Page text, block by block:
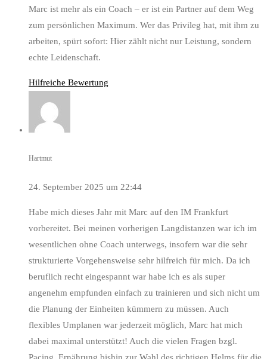
Marc ist mehr als ein Coach – er ist ein Partner auf dem Weg
zum persönlichen Maximum. Wer das Privileg hat, mit ihm zu
arbeiten, spürt sofort: Hier zählt nicht nur Leistung, sondern
echte Leidenschaft.
Hilfreiche Bewertung
Hartmut
24. September 2025 um 22:44
Habe mich dieses Jahr mit Marc auf den IM Frankfurt
vorbereitet. Bei meinen vorherigen Langdistanzen war ich im
wesentlichen ohne Coach unterwegs, insofern war die sehr
strukturierte Vorgehensweise sehr hilfreich für mich. Da ich
beruflich recht eingespannt war habe ich es als super
angenehm empfunden einfach zu trainieren und sich nicht um
die Planung der Einheiten kümmern zu müssen. Auch
flexibles Umplanen war jederzeit möglich, Marc hat mich
dabei maximal unterstützt! Auch die vielen Fragen bzgl.
Pacing, Ernährung bishin zur Wahl des richtigen Helms für die